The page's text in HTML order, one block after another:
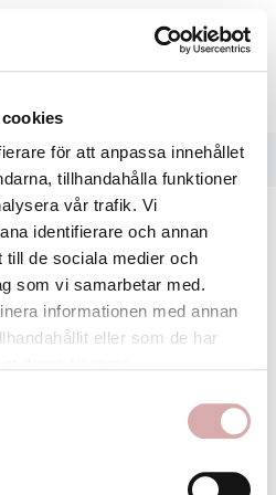
för att anpassa innehållet
tillhandahålla funktioner
vår trafik. Vi
identifierare och annan
till de sociala medier och
som vi samarbetar med.
informationen med annan
eller som de har
